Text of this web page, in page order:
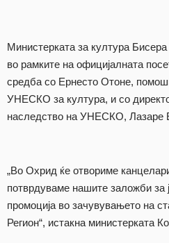
Министерката за култура
во рамките на официјалната
средба со Ернесто Отоне,
УНЕСКО за култура, и со
наследство на УНЕСКО, Лазаре
„Во Охрид ќе отвориме
потврдуваме нашите заложби за
промоција во зачувувањето на
Регион“, истакна министерката